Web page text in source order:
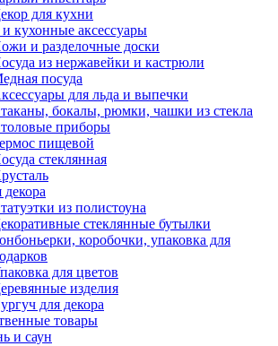
для кухни
кухонные аксессуары
и разделочные доски
из нержавейки и кастрюли
посуда
для льда и выпечки
бокалы, рюмки, чашки из стекла
приборы
пищевой
стеклянная
декора
из полистоуна
стеклянные бутылки
коробочки, упаковка для
для цветов
изделия
для декора
товары
и саун